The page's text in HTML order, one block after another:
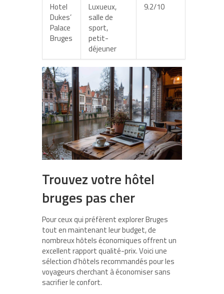
Hotel
Dukes’
Palace
Bruges
Luxueux,
salle de
sport,
petit-
déjeuner
9.2/10
Trouvez votre hôtel
bruges pas cher
Pour ceux qui préfèrent explorer Bruges
tout en maintenant leur budget, de
nombreux hôtels économiques offrent un
excellent rapport qualité-prix. Voici une
sélection d’hôtels recommandés pour les
voyageurs cherchant à économiser sans
sacrifier le confort.